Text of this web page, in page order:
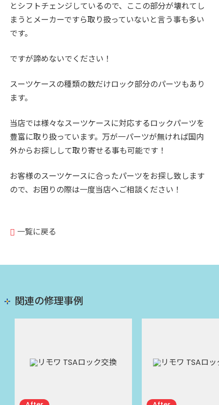
とシフトチェンジしているので、ここの部分が壊れてし
まうとメーカーですら取り扱っていないと言う事も多い
です。
ですが諦めないでください！
スーツケースの種類の数だけロック部分のパーツもあり
ます。
当店では様々なスーツケースに対応するロックパーツを
豊富に取り扱っています。万が一パーツが無ければ国内
外からお探しして取り寄せる事も可能です！
お客様のスーツケースに合ったパーツをお探し致します
ので、お困りの際は一度当店へご相談ください！
一覧に戻る
関連の修理事例